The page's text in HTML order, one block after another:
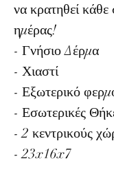
να κρατηθεί κάθε
ημέρας!
- Γνήσιο Δέρμα
- Χιαστί
- Εξωτερικό
- Εσωτερικές
- 2 κεντρικούς
- 23x16x7